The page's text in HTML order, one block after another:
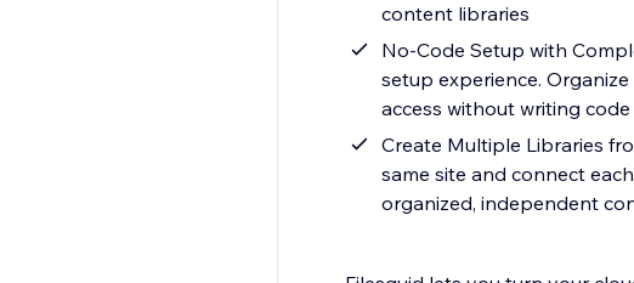
content libraries
No-Code Setup with
setup experience.
access without writing code
Create Multiple Libraries
same site and connect
organized, independent